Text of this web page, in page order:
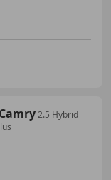
2.5 Hybrid